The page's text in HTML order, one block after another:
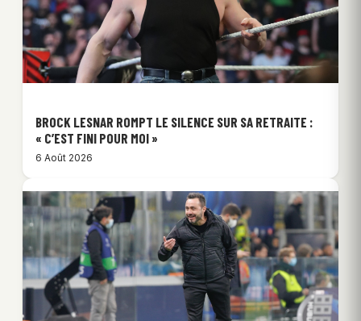
BROCK LESNAR ROMPT LE SILENCE SUR SA RETRAITE :
« C’EST FINI POUR MOI »
6 Août 2026